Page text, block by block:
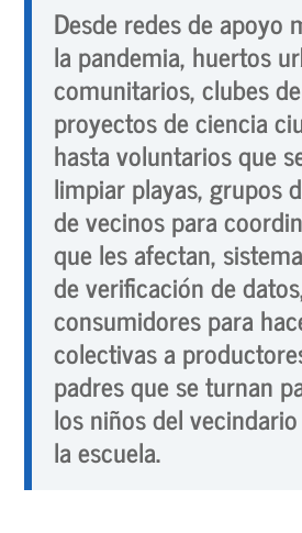
Desde redes de apoyo
la pandemia, huertos
comunitarios, clubes
proyectos de ciencia
hasta voluntarios que
limpiar playas, grupos
de vecinos para
que les afectan,
de verificación de
consumidores para
colectivas a
padres que se turnan
los niños del
la escuela.